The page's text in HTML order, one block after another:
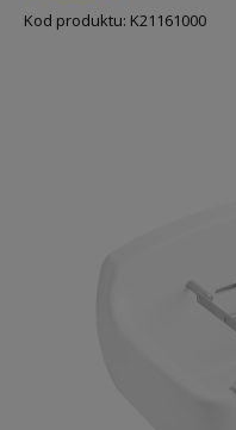
Kod produktu: K21161000